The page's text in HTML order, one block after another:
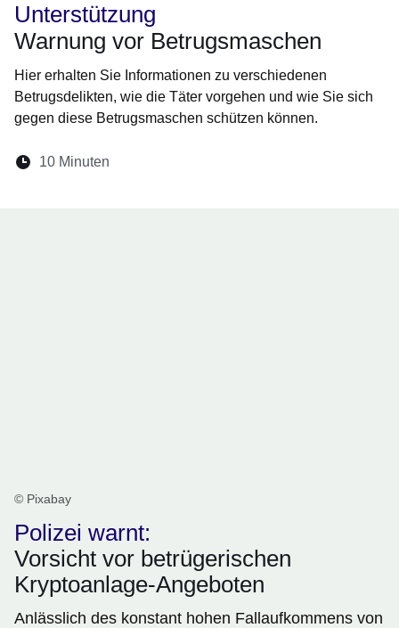
Unterstützung
Warnung vor Betrugsmaschen
Hier erhalten Sie Informationen zu verschiedenen
Betrugsdelikten, wie die Täter vorgehen und wie Sie sich
gegen diese Betrugsmaschen schützen können.
Lesedauer:
10 Minuten
© Pixabay
Polizei warnt:
Vorsicht vor betrügerischen
Kryptoanlage-Angeboten
Anlässlich des konstant hohen Fallaufkommens von